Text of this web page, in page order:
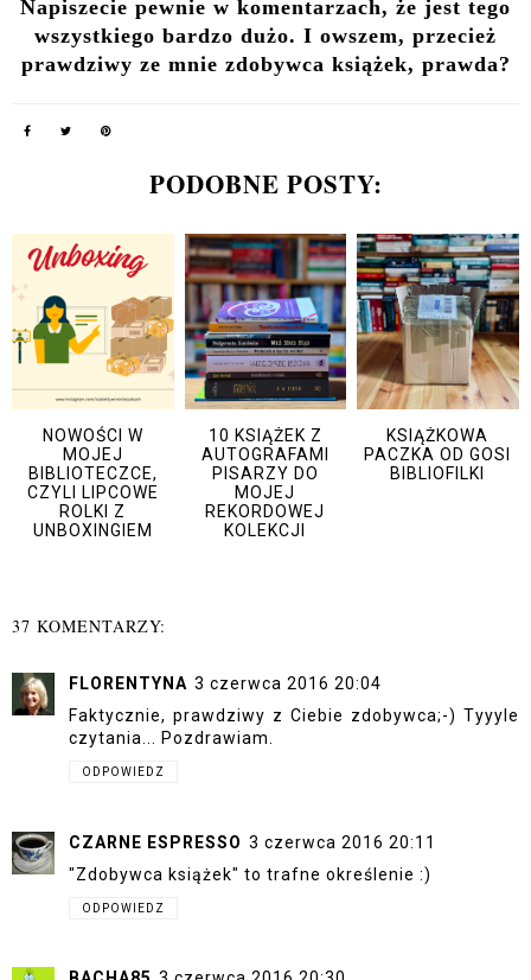
Napiszecie pewnie w komentarzach, że jest tego
wszystkiego bardzo dużo. I owszem, przecież
prawdziwy ze mnie zdobywca książek, prawda?
PODOBNE POSTY:
NOWOŚCI W
MOJEJ
BIBLIOTECZCE,
CZYLI LIPCOWE
ROLKI Z
UNBOXINGIEM
10 KSIĄŻEK Z
AUTOGRAFAMI
PISARZY DO
MOJEJ
REKORDOWEJ
KOLEKCJI
KSIĄŻKOWA
PACZKA OD GOSI
BIBLIOFILKI
37 KOMENTARZY:
FLORENTYNA 3 czerwca 2016 20:04
Faktycznie, prawdziwy z Ciebie zdobywca;-) Tyyyle
czytania... Pozdrawiam.
ODPOWIEDZ
CZARNE ESPRESSO 3 czerwca 2016 20:11
"Zdobywca książek" to trafne określenie :)
ODPOWIEDZ